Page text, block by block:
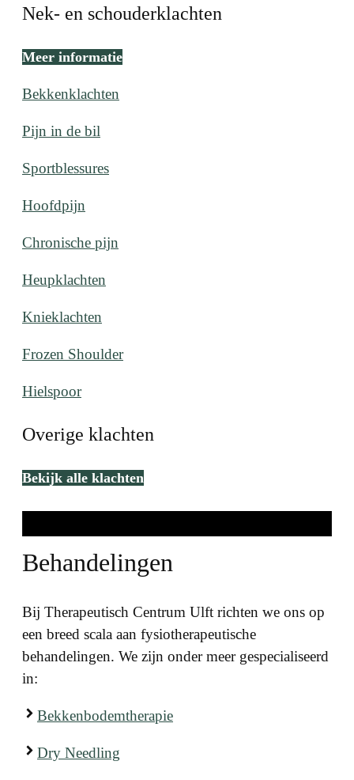
Nek- en schouderklachten
Meer informatie
Bekkenklachten
Pijn in de bil
Sportblessures
Hoofdpijn
Chronische pijn
Heupklachten
Knieklachten
Frozen Shoulder
Hielspoor
Overige klachten
Bekijk alle klachten
Behandelingen
Bij Therapeutisch Centrum Ulft richten we ons op
een breed scala aan fysiotherapeutische
behandelingen. We zijn onder meer gespecialiseerd
in:
Bekkenbodemtherapie
Dry Needling